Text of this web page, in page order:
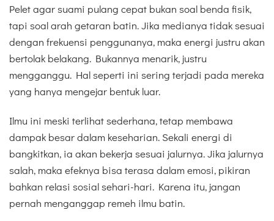
Pelet agar suami pulang cepat bukan soal benda fisik,
tapi soal arah getaran batin. Jika medianya tidak sesuai
dengan frekuensi penggunanya, maka energi justru akan
bertolak belakang. Bukannya menarik, justru
mengganggu. Hal seperti ini sering terjadi pada mereka
yang hanya mengejar bentuk luar.
Ilmu ini meski terlihat sederhana, tetap membawa
dampak besar dalam keseharian. Sekali energi di
bangkitkan, ia akan bekerja sesuai jalurnya. Jika jalurnya
salah, maka efeknya bisa terasa dalam emosi, pikiran
bahkan relasi sosial sehari-hari. Karena itu, jangan
pernah menganggap remeh ilmu batin.